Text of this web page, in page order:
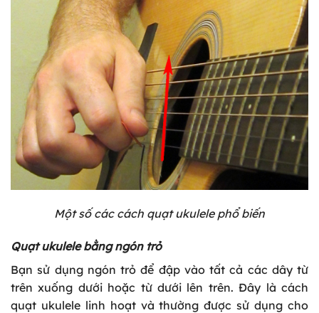
Một số các cách quạt ukulele phổ biến
Quạt ukulele bằng ngón trỏ
Bạn sử dụng ngón trỏ để đập vào tất cả các dây từ
trên xuống dưới hoặc từ dưới lên trên. Đây là cách
quạt ukulele linh hoạt và thường được sử dụng cho